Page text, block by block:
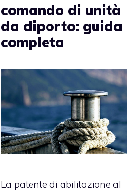
comando di unità
da diporto: guida
completa
La patente di abilitazione al